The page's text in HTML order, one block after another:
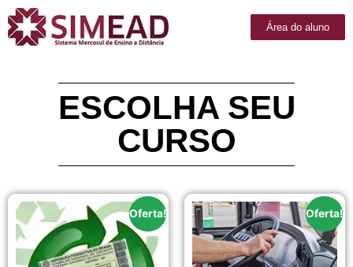
Área do aluno
ESCOLHA SEU
CURSO
Oferta! Oferta!